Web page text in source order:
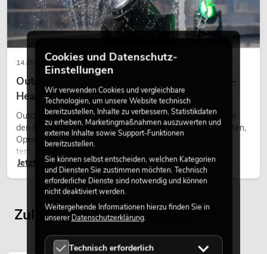
14.05.2026
Outdoor Moving-Heads: Wetterfeste Moving-
Heads bei Events
Outdoor Moving-Heads sind bewegliche Scheinwerfer für
den Einsatz im Freien. Sie werden bei Festivals, Stadtfesten,
Open-Air-Konzerten, Architekturinszenierungen und
temporären Außeninstallationen eingesetzt.
Jetzt lesen
Zuletzt angesehene Artikel
Cookies und Datenschutz-
Einstellungen
Wir verwenden Cookies und vergleichbare
Technologien, um unsere Website technisch
bereitzustellen, Inhalte zu verbessern, Statistikdaten
zu erheben, Marketingmaßnahmen auszuwerten und
externe Inhalte sowie Support-Funktionen
bereitzustellen.
Sie können selbst entscheiden, welchen Kategorien
und Diensten Sie zustimmen möchten. Technisch
erforderliche Dienste sind notwendig und können
nicht deaktiviert werden.
Weitergehende Informationen hierzu finden Sie in
unsererDatenschutzerklärung.
Technisch erforderlich